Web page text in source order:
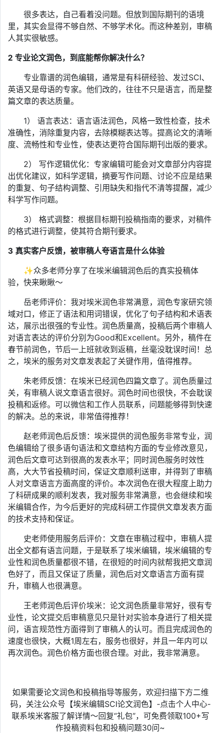
很多表达，自己看着没问题。但放到国际期刊的语境
里，其实会显得不够自然、不够学术化。而这种差别，审稿
人其实很敏感。
2 专业论文润色，到底能帮你解决什么？
专业靠谱的润色编辑，通常是有科研经验、发过SCI、
英语又是母语的专家。他们改的，往往不只是语言，而是整
篇文章的表达质量。
1） 语言表达：语言语法润色，风格一致性检查，技术
准确性，消除重复内容，去除模糊表达等。提高论文的清晰
度、流畅性和专业性，使表达更符合国际期刊出版的要求。
2） 写作逻辑优化：专家编辑可能会对文章部分内容提
出优化建议，如科学逻辑，摘要写作问题、讨论不应是结果
的重复、句子结构调整、引用缺失和指代不清等提醒，减少
科学写作问题。
3） 格式调整：根据目标期刊投稿指南的要求，对稿件
的格式进行调整，使其符合期刊要求。
3 真实客户反馈，被审稿人夸语言是什么体验
✨众多老师分享了在埃米编辑润色后的真实投稿体
验，快来瞅瞅～
岳老师评价：我对埃米润色非常满意，润色专家研究领
域对口，修正了语法和用词错误，优化了句子结构和术语表
达，展示出很强的专业性。润色质量高，投稿后两个审稿人
对语言表达的评价分别为Good和Excellent。另外，稿件在
春节前润色，节后一上班就收到返稿，丝毫没耽误时间！总
之，埃米的服务对文章发表起了关键作用，值得推荐。
朱老师反馈：在埃米已经润色四篇文章了。润色质量过
关，有审稿人说文章语言很好。润色时间也很快，不会耽误
投稿和返修。可以微信和工作人员联系，问题能够得到快速
的解决。总的来说，非常值得推荐！
赵老师润色后反馈：埃米提供的润色服务非常专业，润
色编辑给了很多语句语法和文章结构方面的专业修改意见，
润色后文章可达到很高的发表水平；同时润色服务时效性
高，大大节省投稿时间，保证文章顺利送审，并得到了审稿
人对文章语言方面高度的评价。本次润色在很大程度上助力
了科研成果的顺利发表，我对服务非常满意，也会继续和埃
米编辑合作，为今后更好的完成科研工作提供文章发表方面
的技术支持和保证。
史老师使用服务后评价：文章在审稿过程中，审稿人提
出全文都有语言问题，于是联系了埃米编辑，埃米编辑的专
业性和润色质量都很不错，在很短的时间内就帮我把文章润
色好了，而且又保证了质量，润色后对文章语言方面有提
升，审稿人也很满意。
王老师润色后评价埃米：论文润色质量非常好，很有专
业性，论文提交后审稿意见只是针对实验本身进行了相关提
问，语言规范性方面得到了审稿人的认可。而且完成润色的
速度也很快，大概1周左右，服务也很好，并且一年内可以
再次润色。润色价格方面也很合理。对此，我非常满意。
如果需要论文润色和投稿指导等服务，欢迎扫描下方二维
码，关注公众号【埃米编辑SCI论文润色】-点击个人中心-
联系埃米客服了解详情～回复“礼包”，可免费领取100+写
作投稿资料包和投稿问题30问~